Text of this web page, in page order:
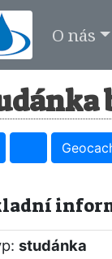
O nás
studánka